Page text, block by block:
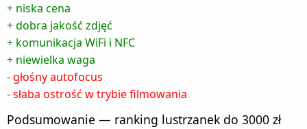
+ niska cena
+ dobra jakość zdjęć
+ komunikacja WiFi i NFC
+ niewielka waga
- głośny autofocus
- słaba ostrość w trybie filmowania
Podsumowanie — ranking lustrzanek do 3000 zł